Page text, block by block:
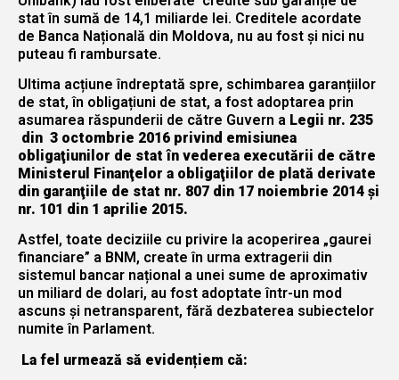
stat în sumă de 14,1 miliarde lei. Creditele acordate
de Banca Națională din Moldova, nu au fost și nici nu
puteau fi rambursate.
Ultima acțiune îndreptată spre, schimbarea garanțiilor
de stat, în obligațiuni de stat, a fost adoptarea prin
asumarea răspunderii de către Guvern a Legii nr. 235
din 3 octombrie 2016 privind emisiunea
obligaţiunilor de stat în vederea executării de către
Ministerul Finanţelor a obligaţiilor de plată derivate
din garanţiile de stat nr. 807 din 17 noiembrie 2014 şi
nr. 101 din 1 aprilie 2015.
Astfel, toate deciziile cu privire la acoperirea „gaurei
financiare” a BNM, create în urma extragerii din
sistemul bancar național a unei sume de aproximativ
un miliard de dolari, au fost adoptate într-un mod
ascuns și netransparent, fără dezbaterea subiectelor
numite în Parlament.
La fel urmează să evidențiem că: